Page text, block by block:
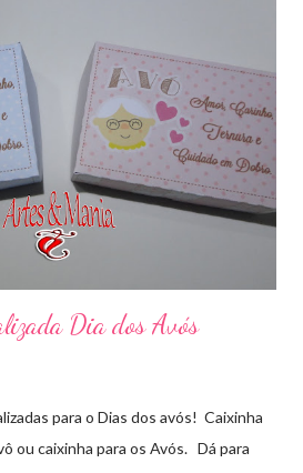
Dia dos Avós
para o Dias dos avós! Caixinha
ou caixinha para os Avós. Dá para